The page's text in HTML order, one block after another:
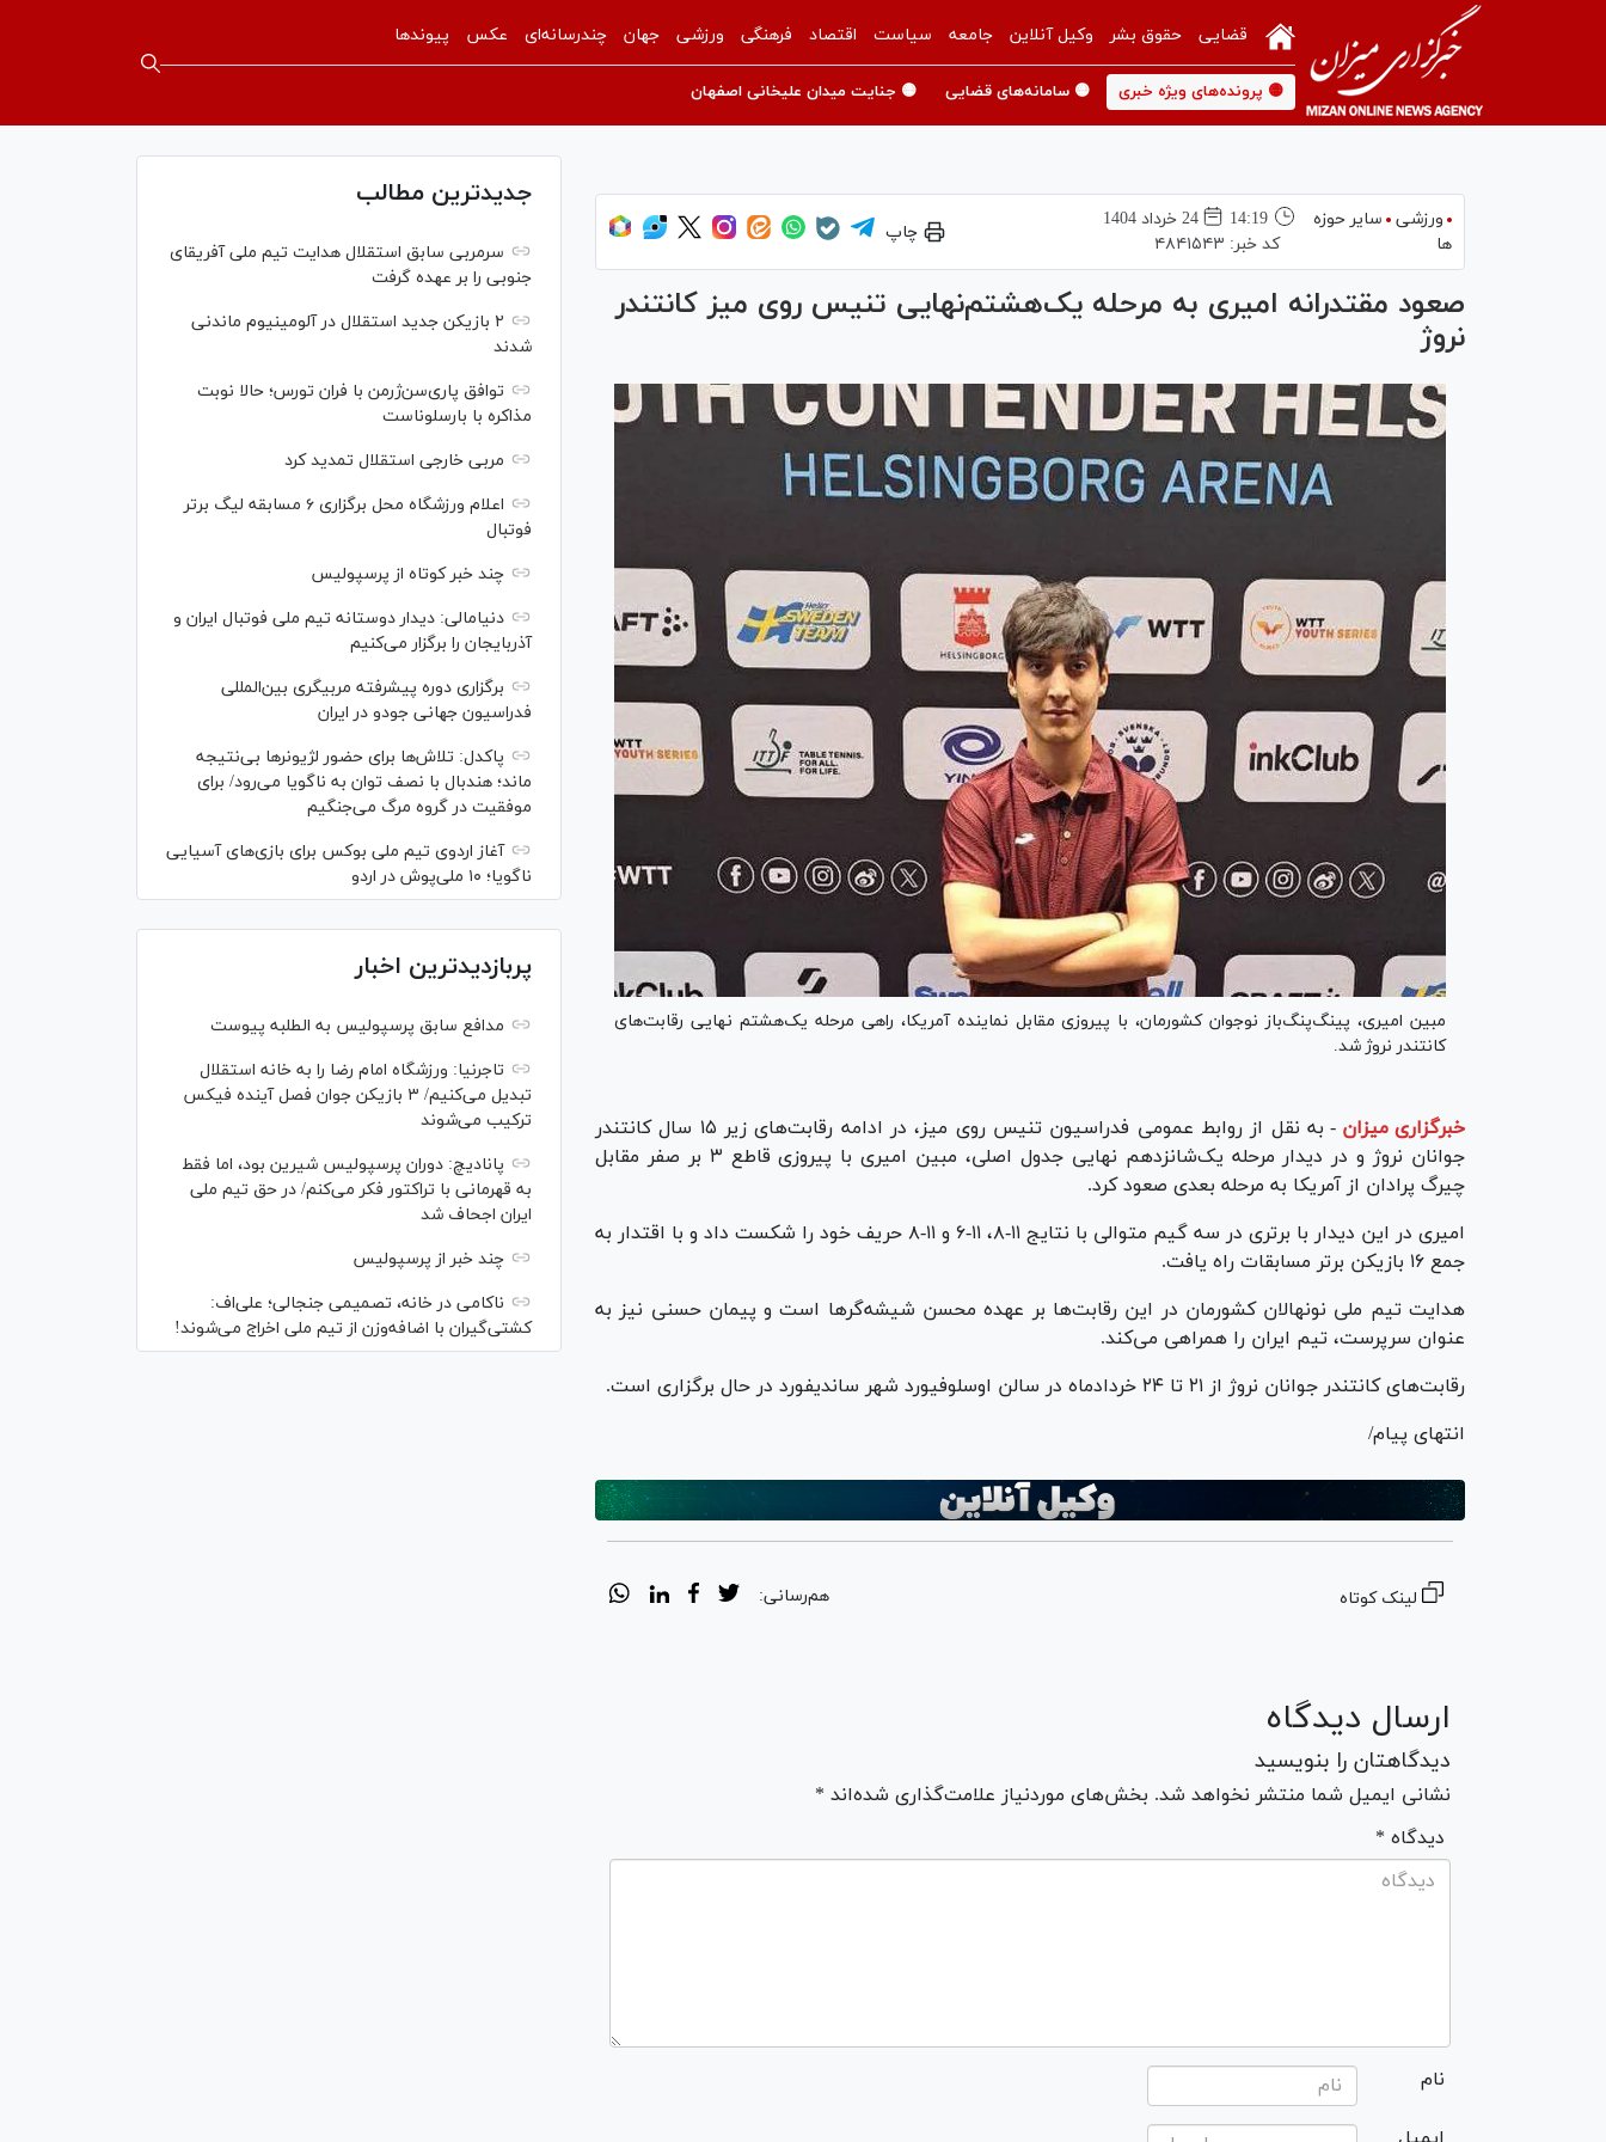
قضایی حقوق بشر وکیل آنلاین جامعه سیاست اقتصاد فرهنگی ورزشی جهان چندرسانه‌ای عکس پیوندها
🟡 پرونده‌های ویژه خبری 🟡 سامانه‌های قضایی 🟡 جنایت میدان علیخانی اصفهان
ورزشی
سایر حوزه
ها
14:19
24 خرداد 1404
کد خبر: ۴۸۴۱۵۴۳
چاپ
صعود مقتدرانه امیری به مرحله یک‌هشتم‌نهایی تنیس روی میز کانتندر
نروژ
مبین امیری، پینگ‌پنگ‌باز نوجوان کشورمان، با پیروزی مقابل نماینده آمریکا، راهی مرحله یک‌هشتم نهایی رقابت‌های
کانتندر نروژ شد.
خبرگزاری میزان -
به نقل از روابط عمومی فدراسیون تنیس روی میز، در ادامه رقابت‌های زیر ۱۵ سال کانتندر
جوانان نروژ و در دیدار مرحله یک‌شانزدهم نهایی جدول اصلی، مبین امیری با پیروزی قاطع ۳ بر صفر مقابل
چیرگ پرادان از آمریکا به مرحله بعدی صعود کرد.
امیری در این دیدار با برتری در سه گیم متوالی با نتایج ۱۱-۸، ۱۱-۶ و ۱۱-۸ حریف خود را شکست داد و با اقتدار به
جمع ۱۶ بازیکن برتر مسابقات راه یافت.
هدایت تیم ملی نونهالان کشورمان در این رقابت‌ها بر عهده محسن شیشه‌گر‌ها است و پیمان حسنی نیز به
عنوان سرپرست، تیم ایران را همراهی می‌کند.
رقابت‌های کانتندر جوانان نروژ از ۲۱ تا ۲۴ خردادماه در سالن اوسلوفیورد شهر ساندیفورد در حال برگزاری است.
انتهای پیام/
لینک کوتاه هم‌رسانی:
ارسال دیدگاه
دیدگاهتان را بنویسید
نشانی ایمیل شما منتشر نخواهد شد. بخش‌های موردنیاز علامت‌گذاری شده‌اند *
* دیدگاه
نام
جدیدترین مطالب
سرمربی سابق استقلال هدایت تیم ملی آفریقای
جنوبی را بر عهده گرفت
۲ بازیکن جدید استقلال در آلومینیوم ماندنی
شدند
توافق پاری‌سن‌ژرمن با فران تورس؛ حالا نوبت
مذاکره با بارسلوناست
مربی خارجی استقلال تمدید کرد
اعلام ورزشگاه محل برگزاری ۶ مسابقه لیگ برتر
فوتبال
چند خبر کوتاه از پرسپولیس
دنیامالی: دیدار دوستانه تیم ملی فوتبال ایران و
آذربایجان را برگزار می‌کنیم
برگزاری دوره پیشرفته مربیگری بین‌المللی
فدراسیون جهانی جودو در ایران
پاکدل: تلاش‌ها برای حضور لژیونر‌ها بی‌نتیجه
ماند؛ هندبال با نصف توان به ناگویا می‌رود/ برای
موفقیت در گروه مرگ می‌جنگیم
آغاز اردوی تیم ملی بوکس برای بازی‌های آسیایی
ناگویا؛ ۱۰ ملی‌پوش در اردو
پربازدیدترین اخبار
مدافع سابق پرسپولیس به الطلبه پیوست
تاجرنیا: ورزشگاه امام رضا را به خانه استقلال
تبدیل می‌کنیم/ ۳ بازیکن جوان فصل آینده فیکس
ترکیب می‌شوند
پانادیچ: دوران پرسپولیس شیرین بود، اما فقط
به قهرمانی با تراکتور فکر می‌کنم/ در حق تیم ملی
ایران اجحاف شد
چند خبر از پرسپولیس
ناکامی در خانه، تصمیمی جنجالی؛ علی‌اف:
کشتی‌گیران با اضافه‌وزن از تیم ملی اخراج می‌شوند!